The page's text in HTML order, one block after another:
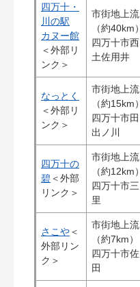
四万十・
川の駅
カヌー館
＜外部リ
ンク＞
市街地上流
（約40km）
四万十市西
土佐用井
なっとく
＜外部リ
ンク＞
市街地上流
（約15km）
四万十市田
出ノ川
四万十の
碧＜外部
リンク＞
市街地上流
（約12km）
四万十市三
里
さこや＜
外部リン
ク＞
市街地上流
（約7km）
四万十市佐
田